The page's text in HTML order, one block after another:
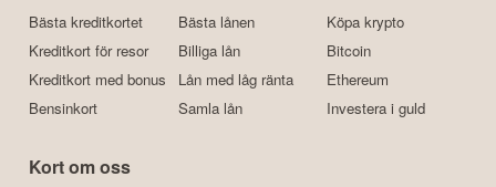
Bästa kreditkortet
Kreditkort för resor
Kreditkort med bonus
Bensinkort
Bästa lånen
Billiga lån
Lån med låg ränta
Samla lån
Köpa krypto
Bitcoin
Ethereum
Investera i guld
Kort om oss